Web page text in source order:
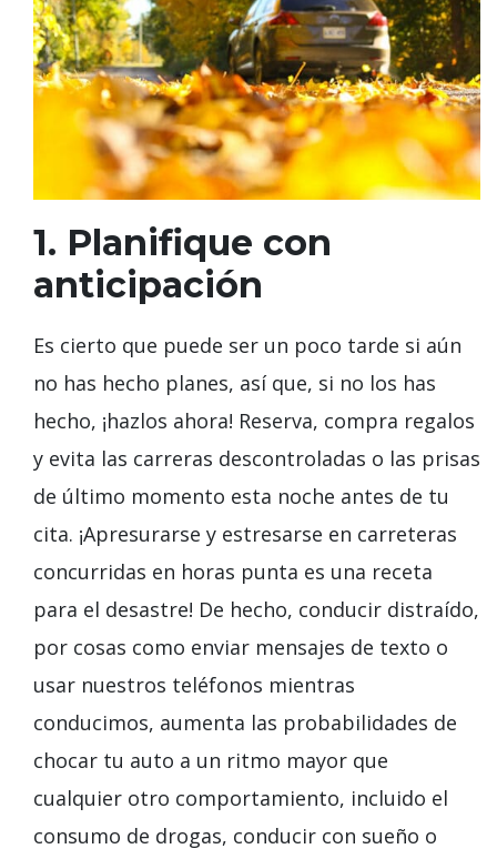
1. Planifique con
anticipación
Es cierto que puede ser un poco tarde si aún
no has hecho planes, así que, si no los has
hecho, ¡hazlos ahora! Reserva, compra regalos
y evita las carreras descontroladas o las prisas
de último momento esta noche antes de tu
cita. ¡Apresurarse y estresarse en carreteras
concurridas en horas punta es una receta
para el desastre! De hecho, conducir distraído,
por cosas como enviar mensajes de texto o
usar nuestros teléfonos mientras
conducimos, aumenta las probabilidades de
chocar tu auto a un ritmo mayor que
cualquier otro comportamiento, incluido el
consumo de drogas, conducir con sueño o